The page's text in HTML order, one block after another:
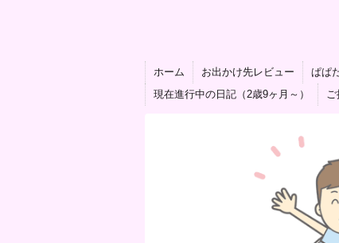
ホーム お出かけ先レビュー ぱぱ
現在進行中の日記（2歳9ヶ月～）
ご